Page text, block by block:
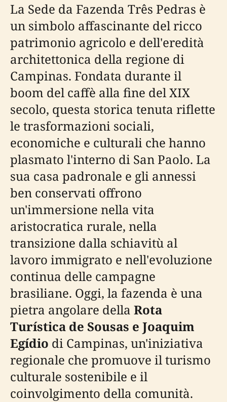
La Sede da Fazenda Três Pedras è
un simbolo affascinante del ricco
patrimonio agricolo e dell'eredità
architettonica della regione di
Campinas. Fondata durante il
boom del caffè alla fine del XIX
secolo, questa storica tenuta riflette
le trasformazioni sociali,
economiche e culturali che hanno
plasmato l'interno di San Paolo. La
sua casa padronale e gli annessi
ben conservati offrono
un'immersione nella vita
aristocratica rurale, nella
transizione dalla schiavitù al
lavoro immigrato e nell'evoluzione
continua delle campagne
brasiliane. Oggi, la fazenda è una
pietra angolare della Rota
Turística de Sousas e Joaquim
Egídio di Campinas, un'iniziativa
regionale che promuove il turismo
culturale sostenibile e il
coinvolgimento della comunità.